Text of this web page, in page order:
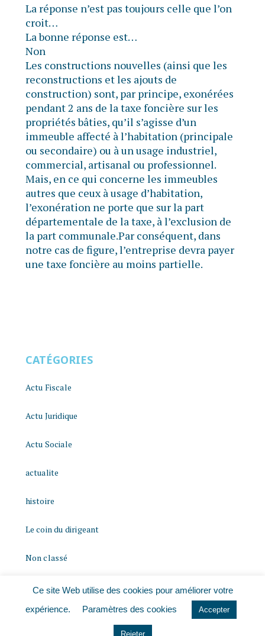
La réponse n’est pas toujours celle que l’on
croit…
La bonne réponse est…
Non
Les constructions nouvelles (ainsi que les
reconstructions et les ajouts de
construction) sont, par principe, exonérées
pendant 2 ans de la taxe foncière sur les
propriétés bâties, qu’il s’agisse d’un
immeuble affecté à l’habitation (principale
ou secondaire) ou à un usage industriel,
commercial, artisanal ou professionnel.
Mais, en ce qui concerne les immeubles
autres que ceux à usage d’habitation,
l’exonération ne porte que sur la part
départementale de la taxe, à l’exclusion de
la part communale.Par conséquent, dans
notre cas de figure, l’entreprise devra payer
une taxe foncière au moins partielle.
CATÉGORIES
Actu Fiscale
Actu Juridique
Actu Sociale
actualite
histoire
Le coin du dirigeant
Non classé
quizz
Ce site Web utilise des cookies pour améliorer votre
expérience.
Paramètres des cookies Accepter
Rejeter